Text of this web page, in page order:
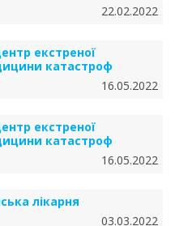
22.02.2022
екстреної
катастроф
16.05.2022
екстреної
катастроф
16.05.2022
лікарня
03.03.2022